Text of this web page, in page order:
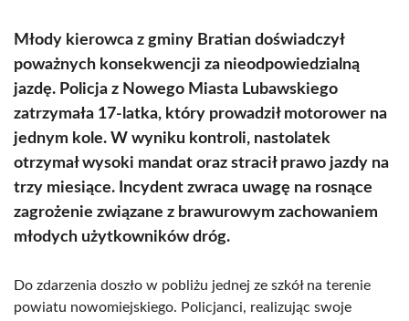
Młody kierowca z gminy Bratian doświadczył
poważnych konsekwencji za nieodpowiedzialną
jazdę. Policja z Nowego Miasta Lubawskiego
zatrzymała 17-latka, który prowadził motorower na
jednym kole. W wyniku kontroli, nastolatek
otrzymał wysoki mandat oraz stracił prawo jazdy na
trzy miesiące. Incydent zwraca uwagę na rosnące
zagrożenie związane z brawurowym zachowaniem
młodych użytkowników dróg.
Do zdarzenia doszło w pobliżu jednej ze szkół na terenie
powiatu nowomiejskiego. Policjanci, realizując swoje